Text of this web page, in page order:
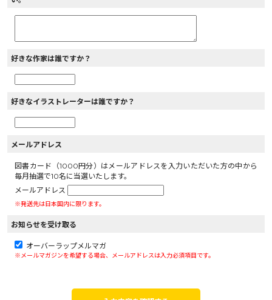
好きな作家は誰ですか？
好きなイラストレーターは誰ですか？
メールアドレス
図書カード（1000円分）はメールアドレスを入力いただいた方の中から
毎月抽選で10名に当選いたします。
メールアドレス
※発送先は日本国内に限ります。
お知らせを受け取る
オーバーラップメルマガ
※メールマガジンを希望する場合、メールアドレスは入力必須項目です。